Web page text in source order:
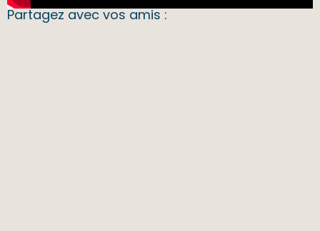
Partagez avec vos amis :